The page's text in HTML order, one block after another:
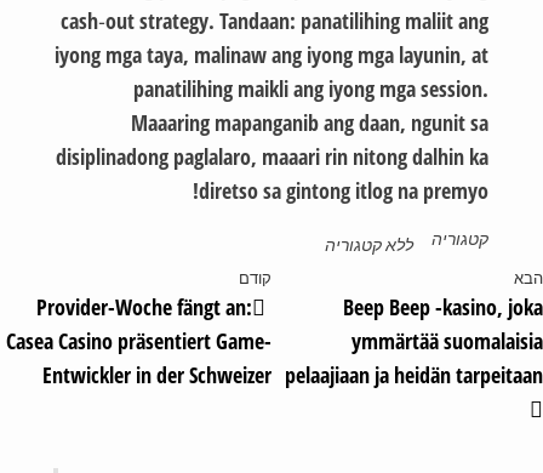
cash‑out strategy. Tandaan: panatilihing maliit ang
iyong mga taya, malinaw ang iyong mga layunin, at
panatilihing maikli ang iyong mga session.
Maaaring mapanganib ang daan, ngunit sa
disiplinadong paglalaro, maaari rin nitong dalhin ka
diretso sa gintong itlog na premyo!
קטגוריה ללא קטגוריה
קודם
Provider-Woche fängt an:
Casea Casino präsentiert Game-
Entwickler in der Schweizer
Beep Beep -kasino,
ymmärtää
pelaajiaan ja heidän